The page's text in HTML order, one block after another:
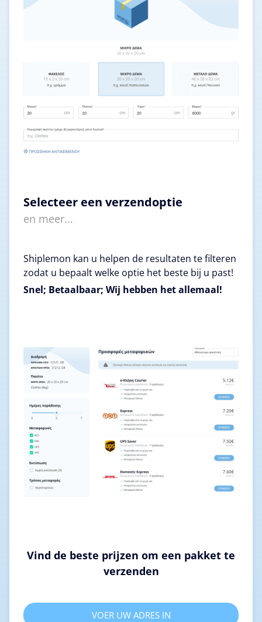
Selecteer een verzendoptie
en meer...
Shiplemon kan u helpen de resultaten te filteren
zodat u bepaalt welke optie het beste bij u past!
Snel; Betaalbaar; Wij hebben het allemaal!
Vind de beste prijzen om een pakket te
verzenden
VOER UW ADRES IN